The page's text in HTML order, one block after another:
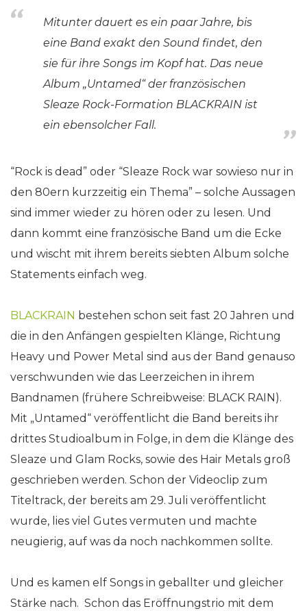
Mitunter dauert es ein paar Jahre, bis
eine Band exakt den Sound findet, den
sie für ihre Songs im Kopf hat. Das neue
Album „Untamed“ der französischen
Sleaze Rock-Formation BLACKRAIN ist
ein ebensolcher Fall.
“Rock is dead” oder “Sleaze Rock war sowieso nur in
den 80ern kurzzeitig ein Thema” – solche Aussagen
sind immer wieder zu hören oder zu lesen. Und
dann kommt eine französische Band um die Ecke
und wischt mit ihrem bereits siebten Album solche
Statements einfach weg.
BLACKRAIN bestehen schon seit fast 20 Jahren und
die in den Anfängen gespielten Klänge, Richtung
Heavy und Power Metal sind aus der Band genauso
verschwunden wie das Leerzeichen in ihrem
Bandnamen (frühere Schreibweise: BLACK RAIN).
Mit „Untamed“ veröffentlicht die Band bereits ihr
drittes Studioalbum in Folge, in dem die Klänge des
Sleaze und Glam Rocks, sowie des Hair Metals groß
geschrieben werden. Schon der Videoclip zum
Titeltrack, der bereits am 29. Juli veröffentlicht
wurde, lies viel Gutes vermuten und machte
neugierig, auf was da noch nachkommen sollte.
Und es kamen elf Songs in geballter und gleicher
Stärke nach. Schon das Eröffnungstrio mit dem